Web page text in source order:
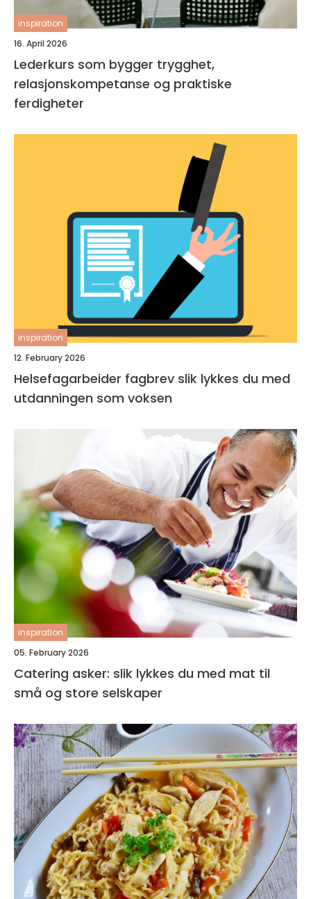
inspiration
16. April 2026
Lederkurs som bygger trygghet,
relasjonskompetanse og praktiske
ferdigheter
inspiration
12. February 2026
Helsefagarbeider fagbrev slik lykkes du med
utdanningen som voksen
inspiration
05. February 2026
Catering asker: slik lykkes du med mat til
små og store selskaper